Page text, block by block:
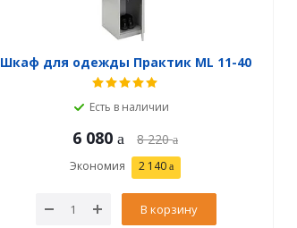
Шкаф для одежды Практик ML 11-40
Есть в наличии
6 080 8 220
Экономия 2 140
В корзину